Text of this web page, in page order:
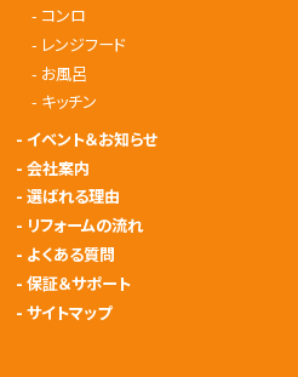
- コンロ
- レンジフード
- お風呂
- キッチン
- イベント＆お知らせ
-会社案内
-選ばれる理由
- リフォームの流れ
- よくある質問
-保証＆サポート
-サイトマップ